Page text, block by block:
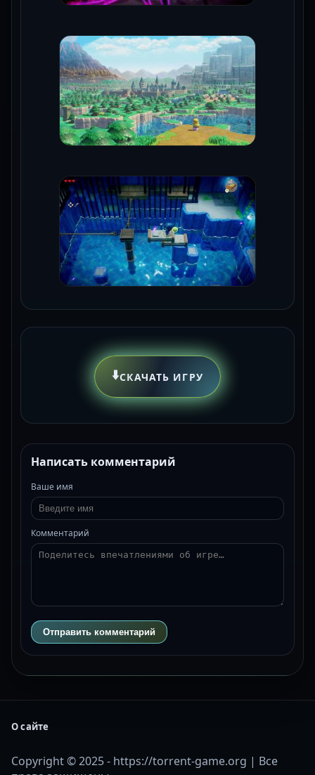
⬇️СКАЧАТЬ ИГРУ
Написать комментарий
Ваше имя
Комментарий
Отправить комментарий
О сайте
Copyright © 2025 - https://torrent-game.org | Все